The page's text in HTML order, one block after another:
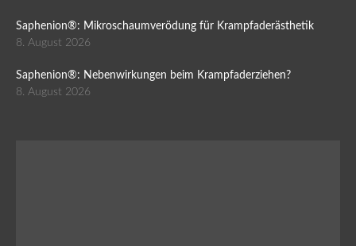
Saphenion®: Mikroschaumverödung für Krampfaderästhetik
8. August 2026
Saphenion®: Nebenwirkungen beim Krampfaderziehen?
8. August 2026